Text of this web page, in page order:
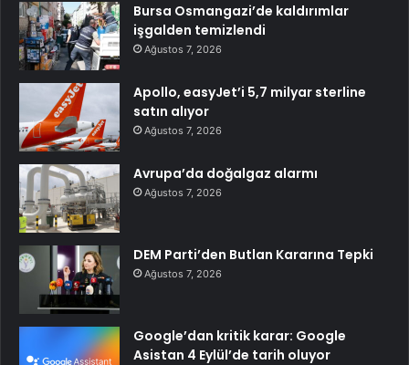
Bursa Osmangazi’de kaldırımlar
işgalden temizlendi
Ağustos 7, 2026
Apollo, easyJet’i 5,7 milyar sterline
satın alıyor
Ağustos 7, 2026
Avrupa’da doğalgaz alarmı
Ağustos 7, 2026
DEM Parti’den Butlan Kararına Tepki
Ağustos 7, 2026
Google’dan kritik karar: Google
Asistan 4 Eylül’de tarih oluyor